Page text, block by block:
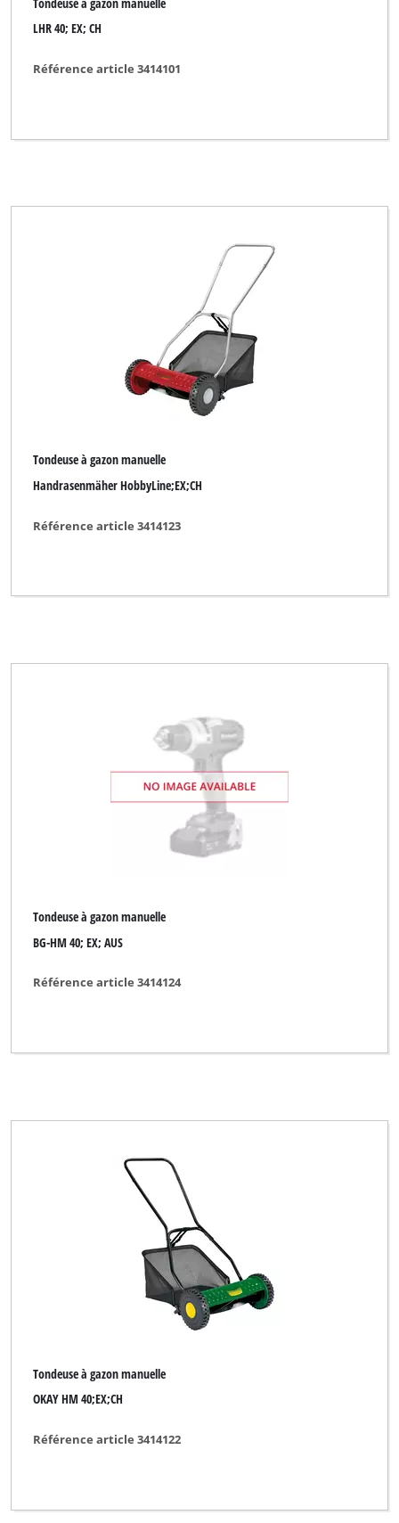
LHR 40; EX; CH
Référence article 3414101
Tondeuse à gazon manuelle
Handrasenmäher HobbyLine;EX;CH
Référence article 3414123
Tondeuse à gazon manuelle
BG-HM 40; EX; AUS
Référence article 3414124
Tondeuse à gazon manuelle
OKAY HM 40;EX;CH
Référence article 3414122